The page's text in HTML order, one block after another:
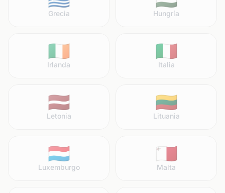
Grecia Hungría
🇮🇪
Irlanda
🇮🇹
Italia
🇱🇻
Letonia
🇱🇹
Lituania
🇱🇺
Luxemburgo
🇲🇹
Malta